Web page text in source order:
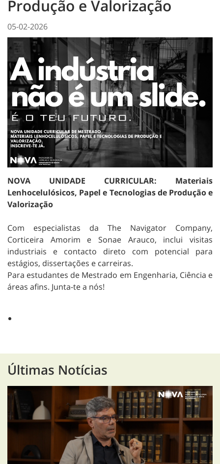
Produção e Valorização
05-02-2026
NOVA UNIDADE CURRICULAR: Materiais
Lenhocelulósicos, Papel e Tecnologias de Produção e
Valorização
Com especialistas da The Navigator Company,
Corticeira Amorim e Sonae Arauco, inclui visitas
industriais e contacto direto com potencial para
estágios, dissertações e carreiras.
Para estudantes de Mestrado em Engenharia, Ciência e
áreas afins. Junta-te a nós!
Últimas Notícias